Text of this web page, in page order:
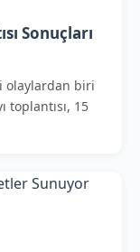
Sonuçları
olaylardan biri
toplantısı, 15